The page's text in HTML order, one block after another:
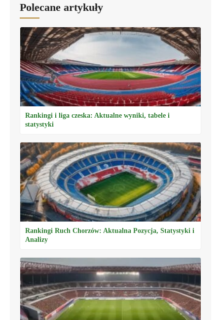
Polecane artykuły
Rankingi i liga czeska: Aktualne wyniki, tabele i
statystyki
Rankingi Ruch Chorzów: Aktualna Pozycja, Statystyki i
Analizy